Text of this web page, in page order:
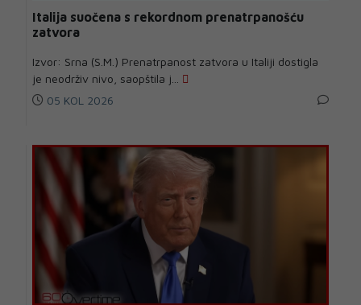
Italija suočena s rekordnom prenatrpanošću
zatvora
Izvor: Srna (S.M.) Prenatrpanost zatvora u Italiji dostigla
je neodrživ nivo, saopštila j...
05 KOL 2026